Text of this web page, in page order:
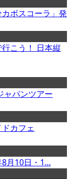
ボスコーラ」発
こう！ 日本縦
ャパンツアー
カフェ
月10日・1...